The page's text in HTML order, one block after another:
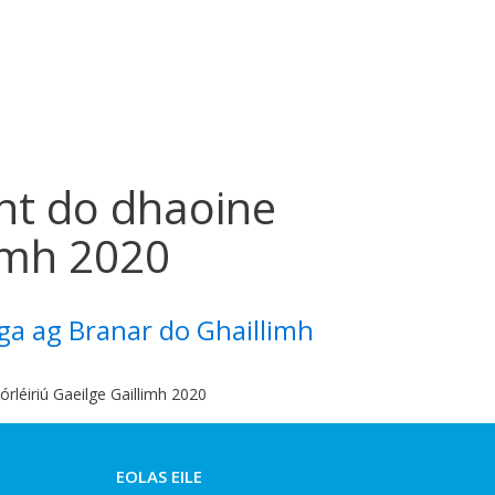
do dhaoine
2020
ag Branar do Ghaillimh
Gaeilge Gaillimh 2020
EOLAS EILE